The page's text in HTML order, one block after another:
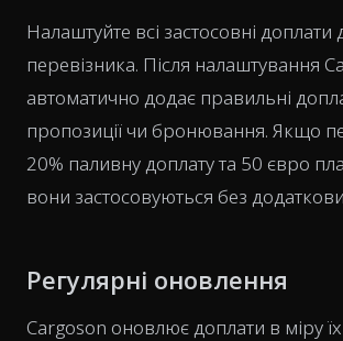
Налаштуйте всі застосовні
перевізника. Після налаштування
автоматично додає правильні
пропозиції чи бронювання. Якщо
20% паливну доплату та 50 євро
вони застосовуються без
Регулярні оновлення
Cargoson оновлює доплати в міру